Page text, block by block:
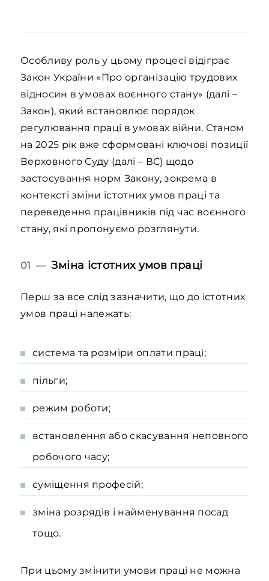
Особливу роль у цьому процесі відіграє
Закон України «Про організацію трудових
відносин в умовах воєнного стану» (далі –
Закон), який встановлює порядок
регулювання праці в умовах війни. Станом
на 2025 рік вже сформовані ключові позиції
Верховного Суду (далі – ВС) щодо
застосування норм Закону, зокрема в
контексті зміни істотних умов праці та
переведення працівників під час воєнного
стану, які пропонуємо розглянути.
01 —Зміна істотних умов праці
Перш за все слід зазначити, що до істотних
умов праці належать:
система та розміри оплати праці;
пільги;
режим роботи;
встановлення або скасування неповного
робочого часу;
суміщення професій;
зміна розрядів і найменування посад
тощо.
При цьому змінити умови праці не можна